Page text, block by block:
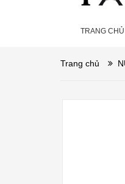
TRANG CHỦ
Trang chủ